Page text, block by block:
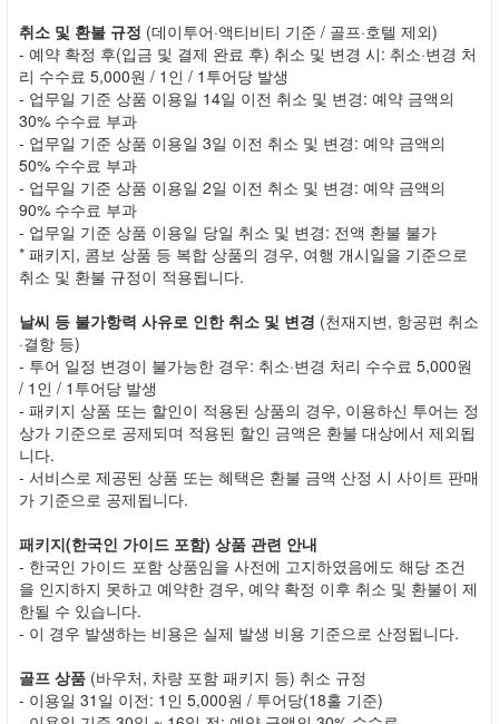
취소 및 환불 규정 (데이투어·액티비티 기준 / 골프·호텔 제외)
- 예약 확정 후(입금 및 결제 완료 후) 취소 및 변경 시: 취소·변경 처
리 수수료 5,000원 / 1인 / 1투어당 발생
- 업무일 기준 상품 이용일 14일 이전 취소 및 변경: 예약 금액의
30% 수수료 부과
- 업무일 기준 상품 이용일 3일 이전 취소 및 변경: 예약 금액의
50% 수수료 부과
- 업무일 기준 상품 이용일 2일 이전 취소 및 변경: 예약 금액의
90% 수수료 부과
- 업무일 기준 상품 이용일 당일 취소 및 변경: 전액 환불 불가
* 패키지, 콤보 상품 등 복합 상품의 경우, 여행 개시일을 기준으로
취소 및 환불 규정이 적용됩니다.
날씨 등 불가항력 사유로 인한 취소 및 변경 (천재지변, 항공편 취소
·결항 등)
- 투어 일정 변경이 불가능한 경우: 취소·변경 처리 수수료 5,000원
/ 1인 / 1투어당 발생
- 패키지 상품 또는 할인이 적용된 상품의 경우, 이용하신 투어는 정
상가 기준으로 공제되며 적용된 할인 금액은 환불 대상에서 제외됩
니다.
- 서비스로 제공된 상품 또는 혜택은 환불 금액 산정 시 사이트 판매
가 기준으로 공제됩니다.
패키지(한국인 가이드 포함) 상품 관련 안내
- 한국인 가이드 포함 상품임을 사전에 고지하였음에도 해당 조건
을 인지하지 못하고 예약한 경우, 예약 확정 이후 취소 및 환불이 제
한될 수 있습니다.
- 이 경우 발생하는 비용은 실제 발생 비용 기준으로 산정됩니다.
골프 상품 (바우처, 차량 포함 패키지 등) 취소 규정
- 이용일 31일 이전: 1인 5,000원 / 투어당(18홀 기준)